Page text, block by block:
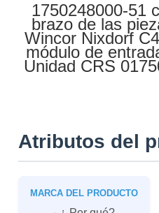
1750248000-51
brazo de las
Wincor Nixdorf
módulo de
Unidad CRS
Atributos del
MARCA DEL PRODUCTO